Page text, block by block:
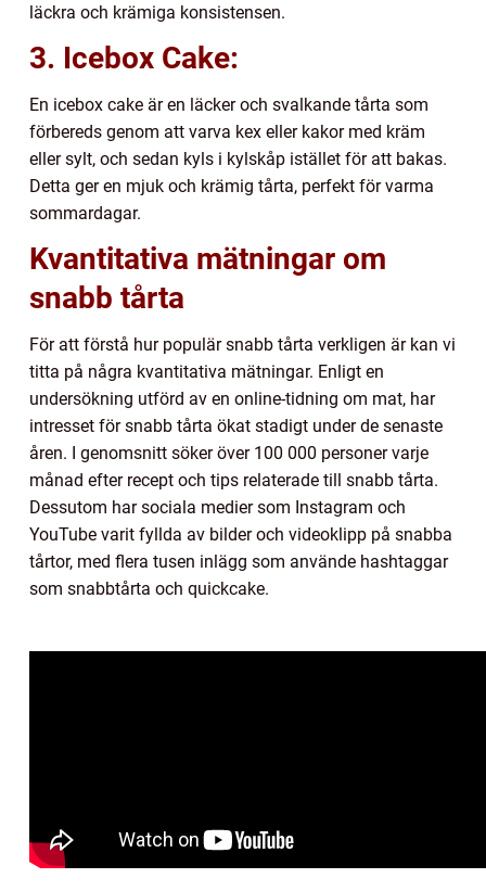
läckra och krämiga konsistensen.
3. Icebox Cake:
En icebox cake är en läcker och svalkande tårta som
förbereds genom att varva kex eller kakor med kräm
eller sylt, och sedan kyls i kylskåp istället för att bakas.
Detta ger en mjuk och krämig tårta, perfekt för varma
sommardagar.
Kvantitativa mätningar om
snabb tårta
För att förstå hur populär snabb tårta verkligen är kan vi
titta på några kvantitativa mätningar. Enligt en
undersökning utförd av en online-tidning om mat, har
intresset för snabb tårta ökat stadigt under de senaste
åren. I genomsnitt söker över 100 000 personer varje
månad efter recept och tips relaterade till snabb tårta.
Dessutom har sociala medier som Instagram och
YouTube varit fyllda av bilder och videoklipp på snabba
tårtor, med flera tusen inlägg som använde hashtaggar
som snabbtårta och quickcake.